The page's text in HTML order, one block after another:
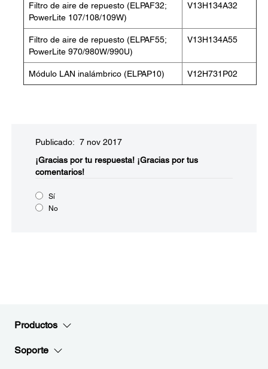
Filtro de aire de repuesto (ELPAF32;
PowerLite 107/108/109W)
V13H134A32
Filtro de aire de repuesto (ELPAF55;
PowerLite 970/980W/990U)
V13H134A55
Módulo LAN inalámbrico (ELPAP10) V12H731P02
Publicado: 7 nov 2017
¡Gracias por tu respuesta! ¡Gracias por tus
comentarios!
Sí
No
Productos
Soporte